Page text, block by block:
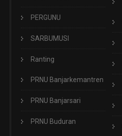
PERGUNU
SARBUMUSI
Ranting
PRNU Banjarkemantren
PRNU Banjarsari
PRNU Buduran